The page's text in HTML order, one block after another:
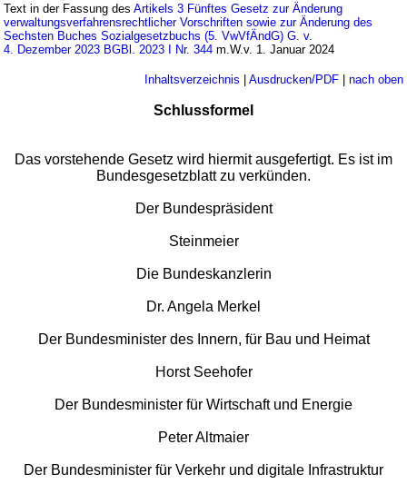
Text in der Fassung desArtikels 3 Fünftes Gesetz zur Änderung
verwaltungsverfahrensrechtlicher Vorschriften sowie zur Änderung des
Sechsten Buches Sozialgesetzbuchs (5. VwVfÄndG) G. v.
4. Dezember 2023 BGBl. 2023 I Nr. 344 m.W.v. 1. Januar 2024
Inhaltsverzeichnis | Ausdrucken/PDF| nach oben
Schlussformel
Das vorstehende Gesetz wird hiermit ausgefertigt. Es ist im
Bundesgesetzblatt zu verkünden.
Der Bundespräsident
Steinmeier
Die Bundeskanzlerin
Dr. Angela Merkel
Der Bundesminister des Innern, für Bau und Heimat
Horst Seehofer
Der Bundesminister für Wirtschaft und Energie
Peter Altmaier
Der Bundesminister für Verkehr und digitale Infrastruktur